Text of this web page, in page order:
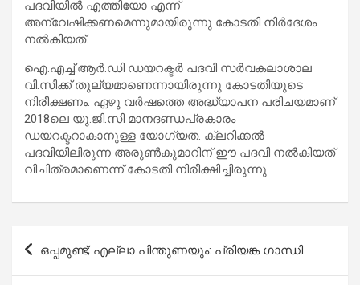
പദവിയില്‍ എത്തിയോ എന്ന്
അന്വേഷിക്കണമെന്നുമായിരുന്നു കോടതി നിർദേശം
നല്‍കിയത്.
ഐ.എച്ച്‌.ആര്‍.ഡി ഡയറക്ടര്‍ പദവി സര്‍വകലാശാല
വി.സിക്ക് തുല്യമാണെന്നായിരുന്നു കോടതിയുടെ
നിരീക്ഷണം. ഏഴു വർഷത്തെ അദ്ധ്യാപന പരിചയമാണ്
2018ലെ യു.ജി.സി മാനദണ്ഡപ്രകാരം
ഡയറക്ടറാകാനുള്ള യോഗ്യത. ക്ലറിക്കല്‍
പദവിയിലിരുന്ന അരുണ്‍കുമാറിന് ഈ പദവി നല്‍കിയത്
വിചിത്രമാണെന്ന് കോടതി നിരീക്ഷിച്ചിരുന്നു.
Post
navigation
ഒപ്പമുണ്ട്; എല്ലാ പിന്തുണയും: പ്രിയങ്ക ഗാന്ധി